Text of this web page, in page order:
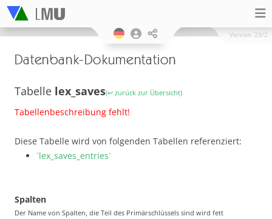
Version 23/2
Datenbank-Dokumentation
Tabelle lex_saves(↩ zurück zur Übersicht)
Tabellenbeschreibung fehlt!
Diese Tabelle wird von folgenden Tabellen referenziert:
`lex_saves_entries`
Spalten
Der Name von Spalten, die Teil des Primärschlüssels sind wird fett